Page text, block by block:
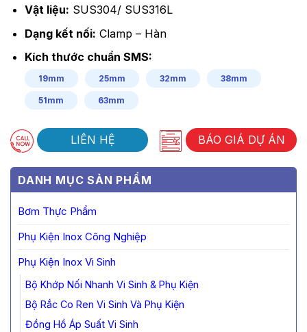
DANH MỤC SẢN PHẨM
Bơm Thực Phẩm
Phụ Kiện Inox Công Nghiệp
Phụ Kiện Inox Vi Sinh
Bộ Khớp Nối Nhanh Vi Sinh & Phụ Kiện
Bộ Rắc Co Ren Vi Sinh Và Phụ Kiện
Đồng Hồ Áp Suất Vi Sinh
Vật liệu: SUS304/ SUS316L
Dạng kết nối: Clamp – Hàn
Kích thước chuẩn SMS:
19mm 25mm 32mm 38mm
51mm 63mm
LIÊN HỆ BÁO GIÁ DỰ ÁN